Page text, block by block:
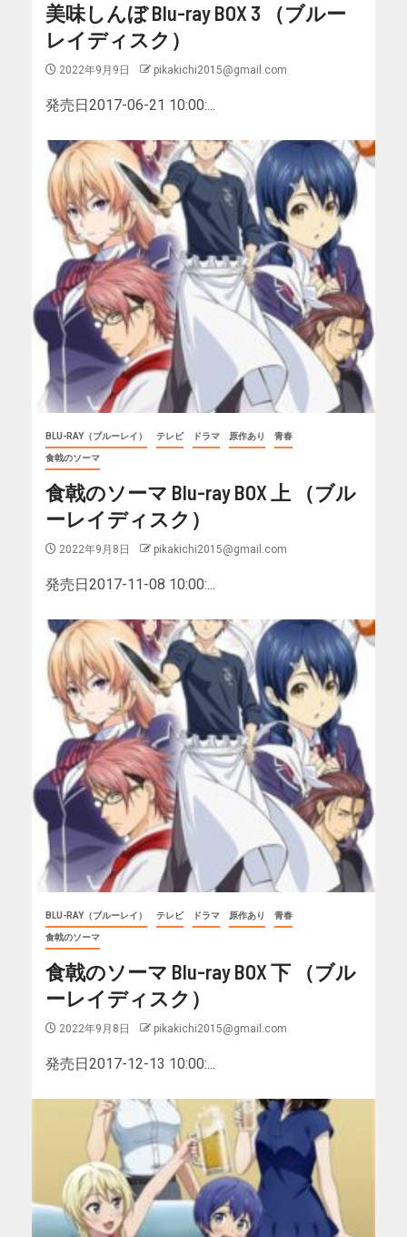
美味しんぼ Blu-ray BOX 3 （ブルー
レイディスク）
2022年9月9日 pikakichi2015@gmail.com
発売日2017-06-21 10:00:...
BLU-RAY（ブルーレイ） テレビ ドラマ 原作あり 青春
食戟のソーマ
食戟のソーマ Blu-ray BOX 上 （ブル
ーレイディスク）
2022年9月8日 pikakichi2015@gmail.com
発売日2017-11-08 10:00:...
BLU-RAY（ブルーレイ） テレビ ドラマ 原作あり 青春
食戟のソーマ
食戟のソーマ Blu-ray BOX 下 （ブル
ーレイディスク）
2022年9月8日 pikakichi2015@gmail.com
発売日2017-12-13 10:00:...